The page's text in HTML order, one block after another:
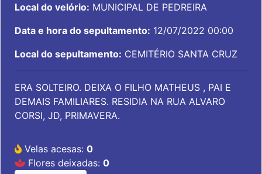
Local do velório: MUNICIPAL DE PEDREIRA
Data e hora do sepultamento: 12/07/2022 00:00
Local do sepultamento: CEMITÉRIO SANTA CRUZ
ERA SOLTEIRO. DEIXA O FILHO MATHEUS , PAI E
DEMAIS FAMILIARES. RESIDIA NA RUA ALVARO
CORSI, JD, PRIMAVERA.
Velas acesas: 0
Flores deixadas: 0